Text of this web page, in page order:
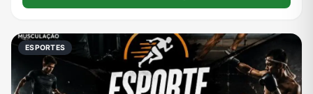
ESPORTES